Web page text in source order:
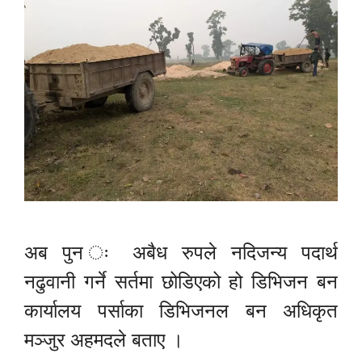
अब पुन ः अबैध रुपले नदिजन्य पदार्थ
नढुवानी गर्ने सर्तमा छोडिएको हो डिभिजन बन
कार्यालय पर्साका डिभिजनल बन अधिकृत
मञ्जुर अहमदले बताए ।